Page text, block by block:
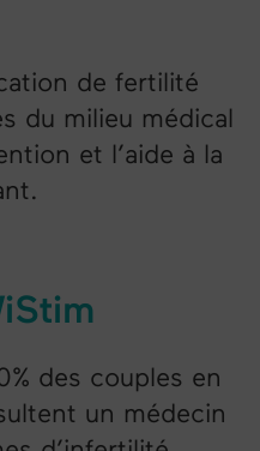
de fertilité
du milieu médical
et l’aide à la
des couples en
un médecin